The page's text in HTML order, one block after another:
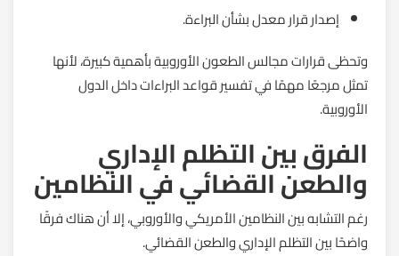
إصدار قرار معدل بشأن البراءة.
وتحظى قرارات مجالس الطعون الأوروبية بأهمية كبيرة، لأنها
تمثل مرجعًا مهمًا في تفسير قواعد البراءات داخل الدول
الأوروبية.
الفرق بين التظلم الإداري
والطعن القضائي في النظامين
رغم التشابه بين النظامين الأمريكي والأوروبي، إلا أن هناك فرقًا
واضحًا بين التظلم الإداري والطعن القضائي.